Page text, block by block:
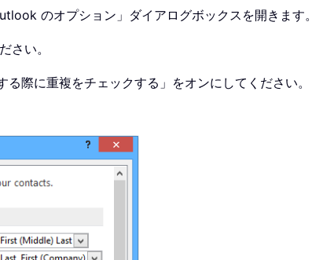
のオプション」ダイアログボックスを開きます。
さい。
際に重複をチェックする」をオンにしてください。